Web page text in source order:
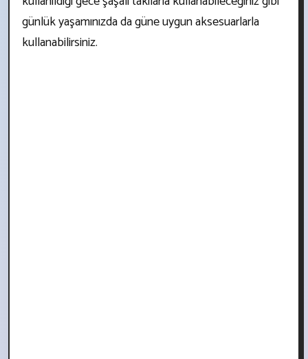
günlük yaşamınızda da güne uygun aksesuarlarla
kullanabilirsiniz.